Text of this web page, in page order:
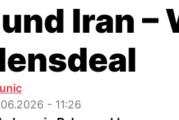
Iran
- 11:26